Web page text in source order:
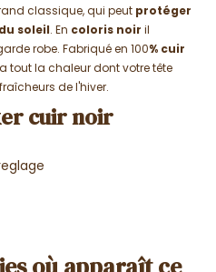
classique, qui peut protéger
du soleil. En coloris noir il
robe. Fabriqué en 100% cuir
tout la chaleur dont votre tête
de l'hiver.
cuir noir